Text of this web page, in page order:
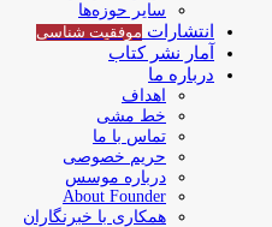
سایر حوزه‌ها
انتشارات موفقیت‌ شناسی
آمار نشر کتاب
درباره ما
اهداف
خط مشی
تماس با ما
حریم خصوصی
درباره موسس
About Founder
همکاری با خبرنگاران